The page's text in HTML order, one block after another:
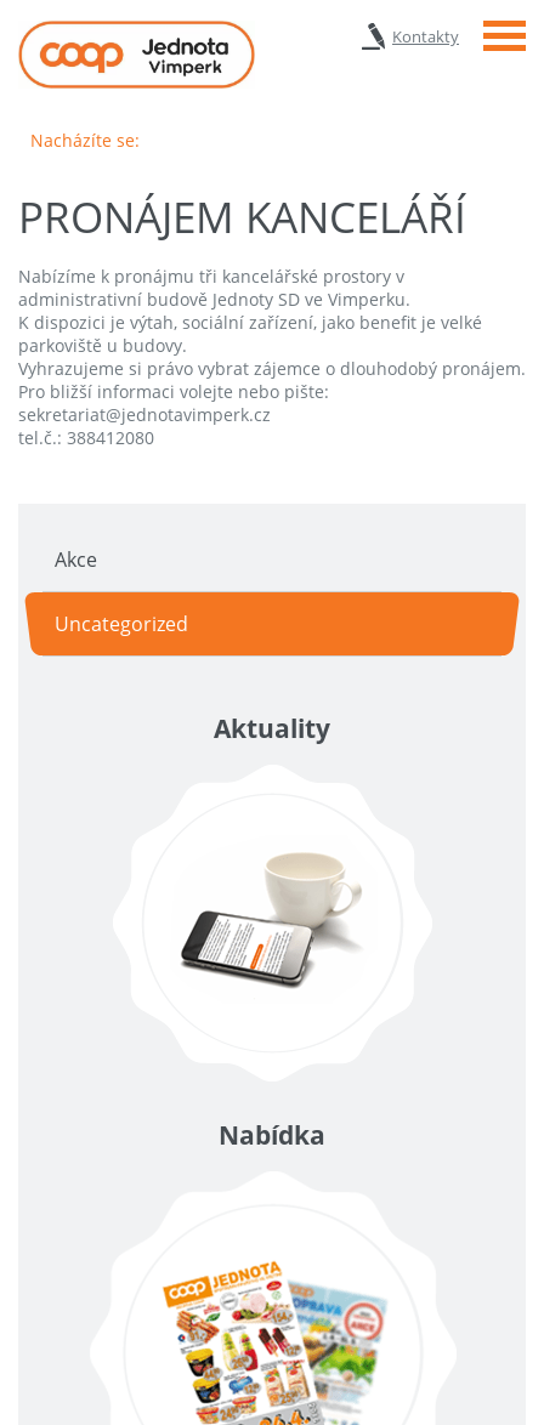
Kontakty Menu
Nacházíte se:
PRONÁJEM KANCELÁŘÍ
Nabízíme k pronájmu tři kancelářské prostory v
administrativní budově Jednoty SD ve Vimperku.
K dispozici je výtah, sociální zařízení, jako benefit je velké
parkoviště u budovy.
Vyhrazujeme si právo vybrat zájemce o dlouhodobý pronájem.
Pro bližší informaci volejte nebo pište:
sekretariat@jednotavimperk.cz
tel.č.: 388412080
Akce
Uncategorized
Aktuality
Nabídka